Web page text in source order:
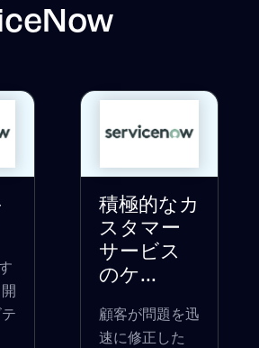
積極的なカ
スタマー
サービス
のケ...
顧客が問題を迅
速に修正した